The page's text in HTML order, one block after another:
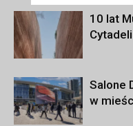
10 lat
Salone
w